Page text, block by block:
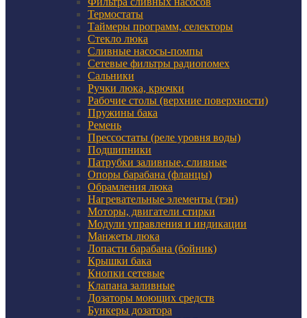
Термостаты
Таймеры программ, селекторы
Стекло люка
Сливные насосы-помпы
Сетевые фильтры радиопомех
Сальники
Ручки люка, крючки
Рабочие столы (верхние поверхности)
Пружины бака
Ремень
Прессостаты (реле уровня воды)
Подшипники
Патрубки заливные, сливные
Опоры барабана (фланцы)
Обрамления люка
Нагревательные элементы (тэн)
Моторы, двигатели стирки
Модули управления и индикации
Манжеты люка
Лопасти барабана (бойник)
Крышки бака
Кнопки сетевые
Клапана заливные
Дозаторы моющих средств
Бункеры дозатора